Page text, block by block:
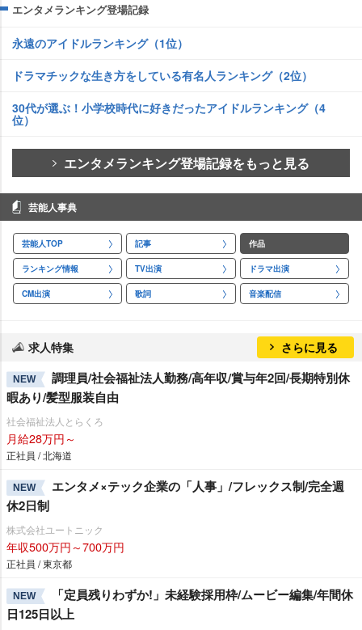
エンタメランキング登場記録
永遠のアイドルランキング（1位）
ドラマチックな生き方をしている有名人ランキング（2位）
30代が選ぶ！小学校時代に好きだったアイドルランキング（4
位）
エンタメランキング登場記録をもっと見る
芸能人事典
芸能人TOP 記事 作品
ランキング情報 TV出演 ドラマ出演
CM出演 歌詞 音楽配信
求人特集 さらに見る
NEW
調理員/社会福祉法人勤務/高年収/賞与年2回/長期特別休
暇あり/髪型服装自由
社会福祉法人とらくろ
月給28万円～
正社員 / 北海道
NEW
エンタメ×テック企業の「人事」/フレックス制/完全週
休2日制
株式会社ユートニック
年収500万円～700万円
正社員 / 東京都
NEW
「定員残りわずか!」未経験採用枠/ムービー編集/年間休
日125日以上